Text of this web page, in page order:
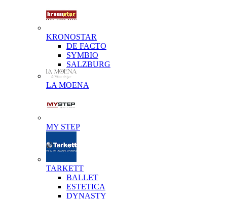
KRONOSTAR
DE FACTO
SYMBIO
SALZBURG
LA MOENA
MY STEP
TARKETT
BALLET
ESTETICA
DYNASTY